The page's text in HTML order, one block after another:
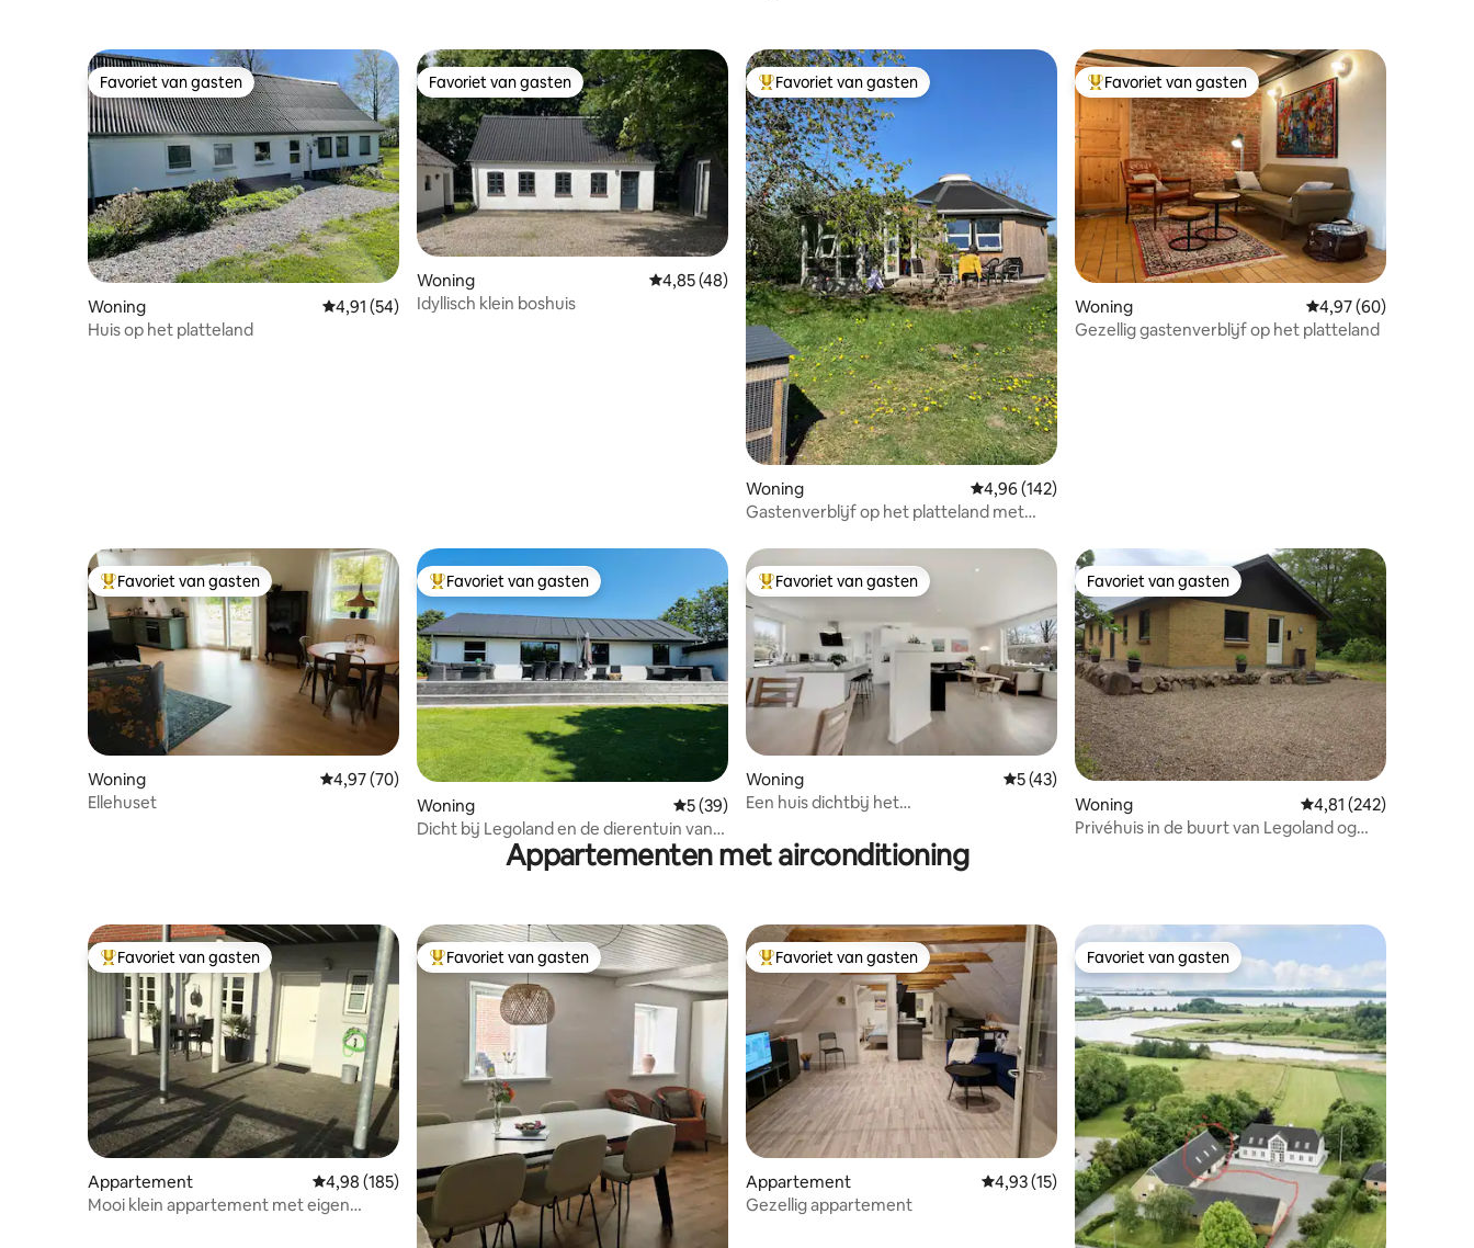
Favoriet van gasten
Favoriet van gasten
Woning Gemiddelde beoordeling van 4,91 uit 5, 54 recensies
4,91 (54)
Huis op het platteland
Favoriet van gasten
Favoriet van gasten
Woning Gemiddelde beoordeling van 4,85 uit 5, 48 recensies
4,85 (48)
Idyllisch klein boshuis
Topfavoriet van gasten
Favoriet van gasten
Woning Gemiddelde beoordeling van 4,96 uit 5, 142 recensies
4,96 (142)
Gastenverblijf op het platteland met
Topfavoriet van gasten
Favoriet van gasten
Woning Gemiddelde
4,97 (60)
Gezellig gastenverblijf op het platteland
Topfavoriet van gasten
Favoriet van gasten
Woning Gemiddelde beoordeling van 4,97 uit 5, 70 recensies
4,97 (70)
Ellehuset
Topfavoriet van gasten
Favoriet van gasten
Woning Gemiddelde beoordeling van 5 uit 5, 39 recensies
5 (39)
Dicht bij Legoland en de dierentuin van
Givskud Ruimte voor 10 personen.
Topfavoriet van gasten
Favoriet van gasten
Woning Gemiddelde beoordeling van 5 uit 5, 43 recensies
5 (43)
Een huis dichtbij het
Favoriet van gasten
Favoriet van gasten
Woning Gemiddelde
4,81 (242)
Privéhuis in de buurt van Legoland og
Appartementen met airconditioning
Topfavoriet van gasten
Favoriet van gasten
Appartement Gemiddelde beoordeling van 4,98 uit 5, 185 recensies
4,98 (185)
Mooi klein appartement met eigen
Topfavoriet van gasten
Favoriet van gasten Topfavoriet van gasten
Favoriet van gasten
Appartement Gemiddelde beoordeling van 4,93 uit 5, 15 recensies
4,93 (15)
Gezellig appartement
Favoriet van gasten
Favoriet van gasten